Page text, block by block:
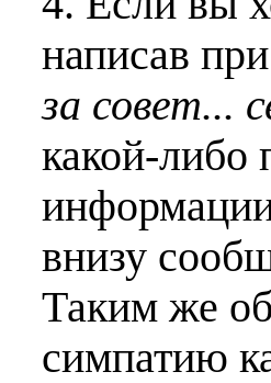
написав
за совет...
какой-либо
внизу
Таким же
симпатию